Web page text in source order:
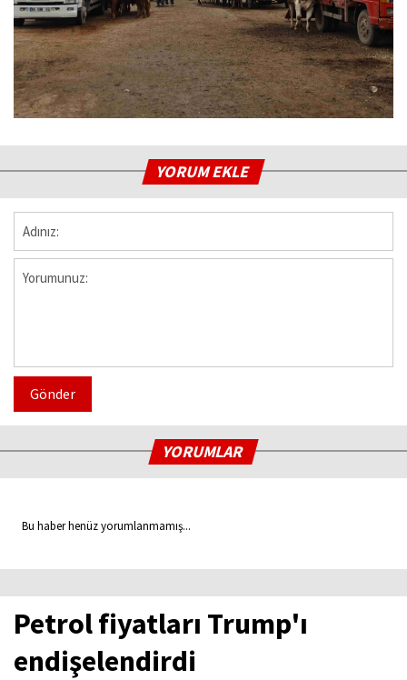
YORUM EKLE
Gönder
YORUMLAR
Bu haber henüz yorumlanmamış...
Petrol fiyatları Trump'ı
endişelendirdi